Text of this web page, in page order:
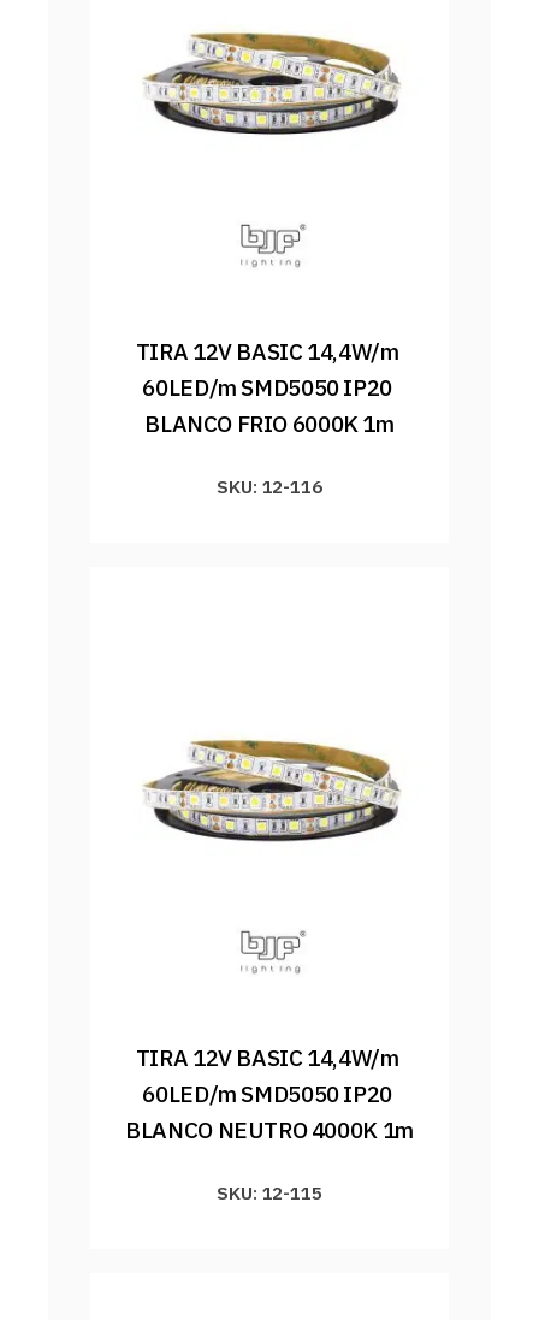
TIRA 12V BASIC 14,4W/m
60LED/m SMD5050 IP20
BLANCO FRIO 6000K 1m
SKU: 12-116
TIRA 12V BASIC 14,4W/m
60LED/m SMD5050 IP20
BLANCO NEUTRO 4000K 1m
SKU: 12-115